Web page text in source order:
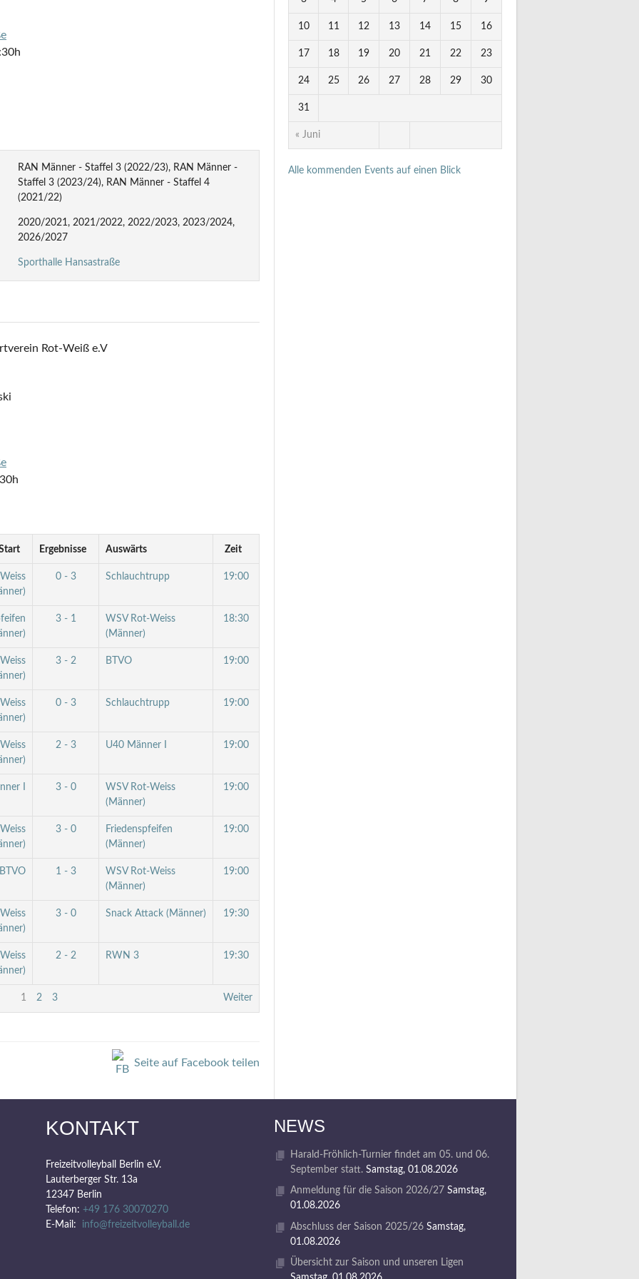
RAN Männer - Staffel 3 (2022/23), RAN Männer -
Staffel 3 (2023/24), RAN Männer - Staffel 4
(2021/22)
2020/2021, 2021/2022, 2022/2023, 2023/2024,
2026/2027
Sporthalle Hansastraße
Rot-Weiß e.V
Ergebnisse Auswärts Zeit
0 - 3 Schlauchtrupp 19:00
3 - 1
WSV Rot-Weiss
(Männer)
18:30
3 - 2 BTVO 19:00
0 - 3 Schlauchtrupp 19:00
2 - 3 U40 Männer I 19:00
I 3 - 0
WSV Rot-Weiss
(Männer)
19:00
3 - 0
Friedenspfeifen
(Männer)
19:00
BTVO 1 - 3
WSV Rot-Weiss
(Männer)
19:00
3 - 0 Snack Attack (Männer) 19:30
2 - 2 RWN 3 19:30
1 2 3 Weiter
Seite auf Facebook teilen
« Juni
10 11 12 13 14 15 16
17 18 19 20 21 22 23
24 25 26 27 28 29 30
31
Alle kommenden Events auf einen Blick
KONTAKT
Freizeitvolleyball Berlin e.V.
Lauterberger Str. 13a
12347 Berlin
Telefon: +49 176 30070270
E-Mail: info@freizeitvolleyball.de
NEWS
Harald-Fröhlich-Turnier findet am 05. und 06.
September statt. Samstag, 01.08.2026
Anmeldung für die Saison 2026/27 Samstag,
01.08.2026
Abschluss der Saison 2025/26 Samstag,
01.08.2026
Übersicht zur Saison und unseren Ligen